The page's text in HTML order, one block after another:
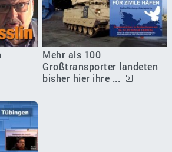
Mehr als 100
Großtransporter landeten
bisher hier ihre ...